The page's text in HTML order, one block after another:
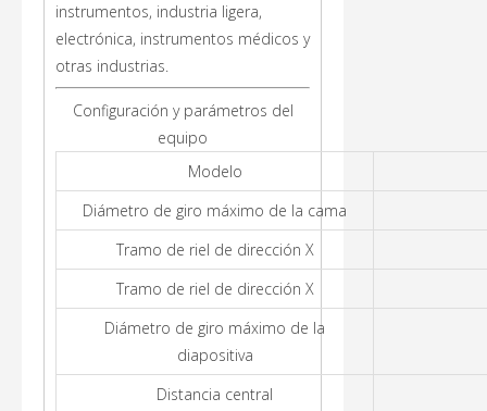
instrumentos, industria ligera,
electrónica, instrumentos médicos y
otras industrias.
Configuración y parámetros del
equipo
Modelo
Diámetro de giro máximo de la cama
Tramo de riel de dirección X
Tramo de riel de dirección X
Diámetro de giro máximo de la
diapositiva
Distancia central